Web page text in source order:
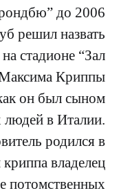
до 2006
решил назвать
стадионе “Зал
Криппы
он был сыном
людей в Италии.
родился в
владелец
потомственных